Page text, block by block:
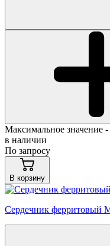
Максимальное значение -
в наличии
По запросу
В корзину
Сердечник ферритовый